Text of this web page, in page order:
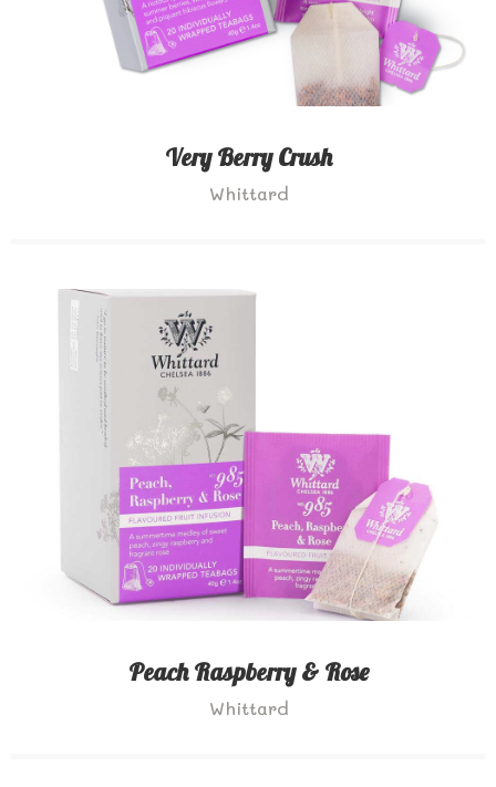
Very Berry Crush
Whittard
Peach Raspberry & Rose
Whittard